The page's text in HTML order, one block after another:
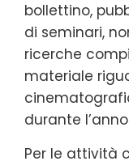
bollettino,
di seminari,
ricerche
materiale
durante
Per le attività